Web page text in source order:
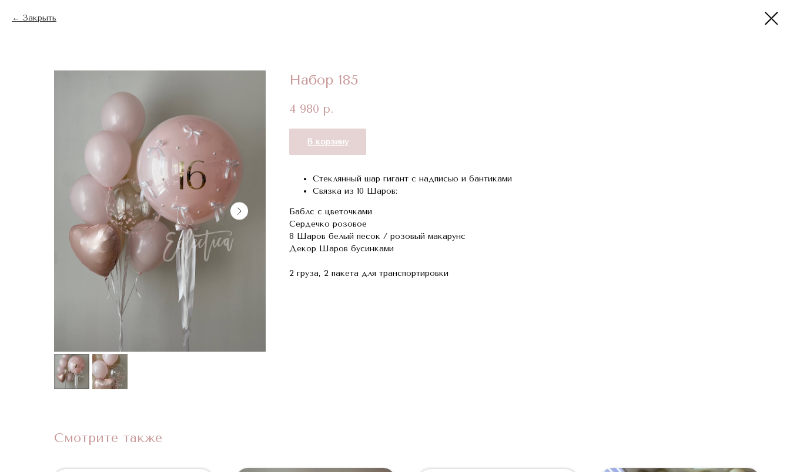
Закрыть
Набор 185
4 980 р.
В корзину
Стеклянный шар гигант с надписью и бантиками
Связка из 10 Шаров:
Баблс с цветочками
Сердечко розовое
8 Шаров белый песок / розовый макарунс
Декор Шаров бусинками
2 груза, 2 пакета для транспортировки
Смотрите также